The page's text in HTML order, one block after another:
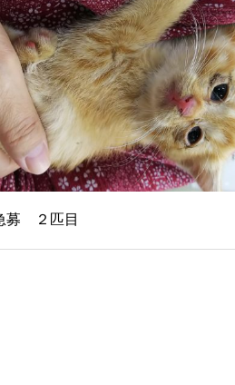
募 ２匹目